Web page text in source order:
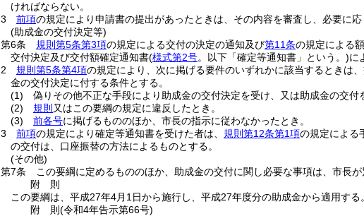
ければならない。
3
前項の規定により申請書の提出があったときは、その内容を審査し、必要に
(助成金の交付決定等)
第6条
規則第5条第3項の規定による交付の決定の通知及び第11条の規定による
交付決定及び交付額確定通知書(様式第2号。以下「確定等通知書」という。)に
2
規則第5条第4項の規定により、次に掲げる要件のいずれかに該当するときは
金の交付決定に付する条件とする。
(1)
偽りその他不正な手段により助成金の交付決定を受け、又は助成金の交付
(2)
規則 又はこの要綱の規定に違反したとき。
(3)
前各号に掲げるもののほか、市長の指示に従わなかったとき。
3
前項の規定により確定等通知書を受けた者は、 規則第12条第1項の規定による
の交付は、口座振替の方法によるものとする。
(その他)
第7条
この要綱に定めるもののほか、助成金の交付に関し必要な事項は、市長が
附 則
この要綱は、平成27年4月1日から施行し、平成27年度分の助成金から適用する。
附 則(令和4年告示第66号)